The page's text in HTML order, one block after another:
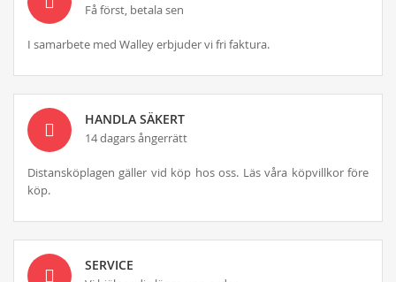
Få först, betala sen
I samarbete med Walley erbjuder vi fri faktura.
HANDLA SÄKERT
14 dagars ångerrätt
Distansköplagen gäller vid köp hos oss. Läs våra köpvillkor före
köp.
SERVICE